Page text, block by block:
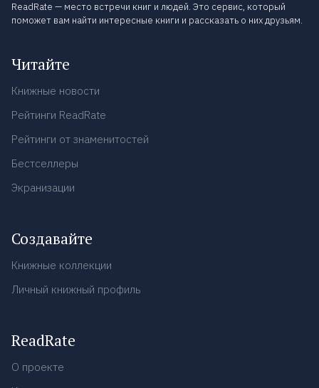
ReadRate — место встречи книг и людей. Это сервис, который
поможет вам найти интересные книги и рассказать о них друзьям.
Читайте
Книжные новости
Рейтинги ReadRate
Рейтинги от знаменитостей
Бестселлеры
Экранизации
Создавайте
Книжные коллекции
Личный книжный профиль
ReadRate
О проекте